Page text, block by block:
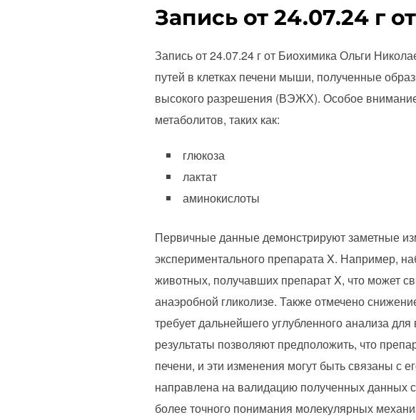
Запись от 24.07.24 г
Запись от 24.07.24 г от Биохимика Ольги
путей в клетках печени мыши, полученные
высокого разрешения (ВЭЖХ). Особое
метаболитов, таких как:
глюкоза
лактат
аминокислоты
Первичные данные демонстрируют заметные
экспериментального препарата X. Например,
животных, получавших препарат X, что может
анаэробной гликолизе. Также отмечено
требует дальнейшего углубленного анализа
результаты позволяют предположить, что
печени, и эти изменения могут быть связаны с
направлена на валидацию полученных данных
более точного понимания молекулярных